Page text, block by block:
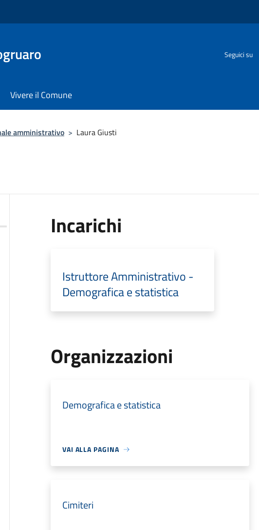
Seguici su
Vivere il Comune
amministrativo > Laura Giusti
Incarichi
Istruttore Amministrativo -
Demografica e statistica
Organizzazioni
Demografica e statistica
VAI ALLA PAGINA
Cimiteri